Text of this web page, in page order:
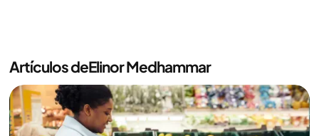
Artículos deElinor Medhammar